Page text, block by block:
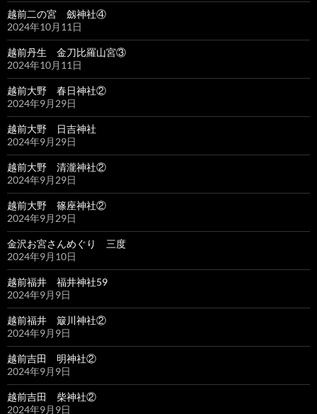
越前二の宮 劔神社④
2024年10月11日
越前丹生 金刀比羅山宮③
2024年10月11日
越前大野 春日神社②
2024年9月29日
越前大野 日吉神社
2024年9月29日
越前大野 清瀧神社②
2024年9月29日
越前大野 篠座神社②
2024年9月29日
金沢お宮さんめぐり 三度
2024年9月10日
越前福井 福井神社59
2024年9月9日
越前福井 簸川神社②
2024年9月9日
越前吉田 明神社②
2024年9月9日
越前吉田 柴神社②
2024年9月9日